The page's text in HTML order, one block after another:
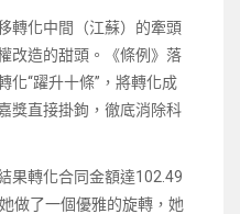
轉化中間（江蘇）的牽頭
改造的甜頭。《條例》落
化“躍升十條”，將轉化成
獎直接掛鉤，徹底消除科
果轉化合同金額達102.49
做了一個優雅的旋轉，她